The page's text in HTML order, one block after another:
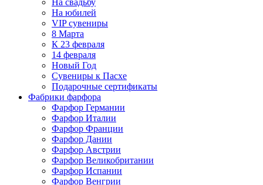
На свадьбу
На юбилей
VIP сувениры
8 Марта
К 23 февраля
14 февраля
Новый Год
Сувениры к Пасхе
Подарочные сертификаты
Фабрики фарфора
Фарфор Германии
Фарфор Италии
Фарфор Франции
Фарфор Дании
Фарфор Австрии
Фарфор Великобритании
Фарфор Испании
Фарфор Венгрии